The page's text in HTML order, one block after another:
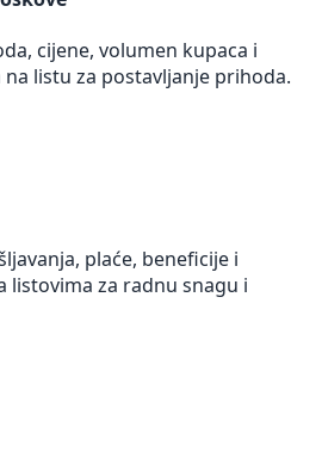
cijene, volumen kupaca i
listu za postavljanje prihoda.
plaće, beneficije i
listovima za radnu snagu i